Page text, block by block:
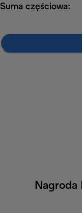
Suma częściowa:
Nagroda